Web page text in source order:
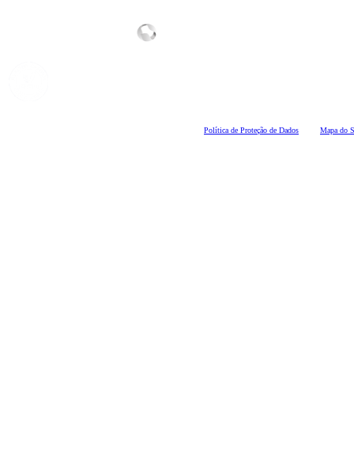
Política de Proteção de Dados Mapa do